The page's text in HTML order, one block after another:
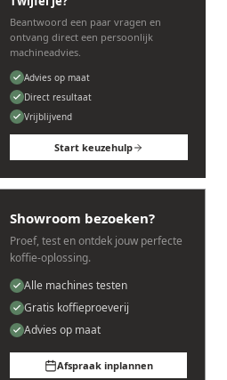
Beantwoord een paar vragen en
ontvang direct een persoonlijk
machineadvies.
Advies op maat
Direct resultaat
Vrijblijvend
Start keuzehulp
Showroom bezoeken?
Proef, test en ontdek jouw perfecte
koffie-oplossing.
Alle machines testen
Gratis koffieproeverij
Advies op maat
Afspraak inplannen